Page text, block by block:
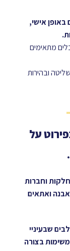
באופן אישי,
מתאימים
ובהירות
על
וחברות
ואתאים
שבעיניי
בצורה